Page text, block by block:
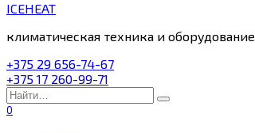
ICEHEAT
климатическая техника и оборудование
+375 29 656-74-67
+375 17 260-99-71
Search
for:
0